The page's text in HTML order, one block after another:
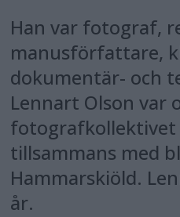
Han var fotograf,
manusförfattare,
dokumentär- och
Lennart Olson var
tillsammans med
Hammarskiöld.
år.